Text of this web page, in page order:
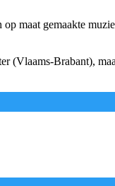
maat gemaakte
(Vlaams-Brabant),